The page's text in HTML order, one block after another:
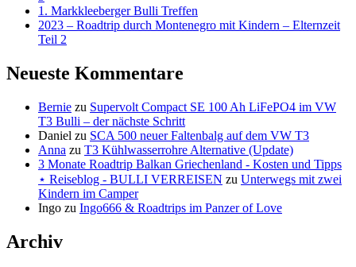
1. Markkleeberger Bulli Treffen
2023 – Roadtrip durch Montenegro mit Kindern – Elternzeit
Teil 2
Neueste Kommentare
Bernie zu Supervolt Compact SE 100 Ah LiFePO4 im VW
T3 Bulli – der nächste Schritt
Daniel zu SCA 500 neuer Faltenbalg auf dem VW T3
Anna zu T3 Kühlwasserrohre Alternative (Update)
3 Monate Roadtrip Balkan Griechenland - Kosten und Tipps
⋆ Reiseblog - BULLI VERREISEN zu Unterwegs mit zwei
Kindern im Camper
Ingo zu Ingo666 & Roadtrips im Panzer of Love
Archiv